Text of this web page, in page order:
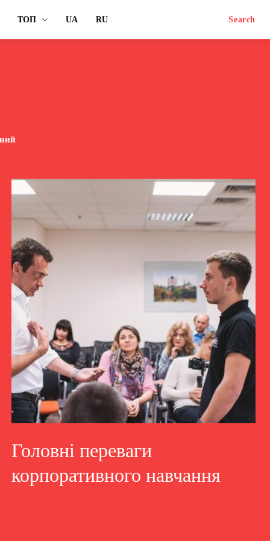
ТОП UA RU Search
Головні переваги
корпоративного навчання